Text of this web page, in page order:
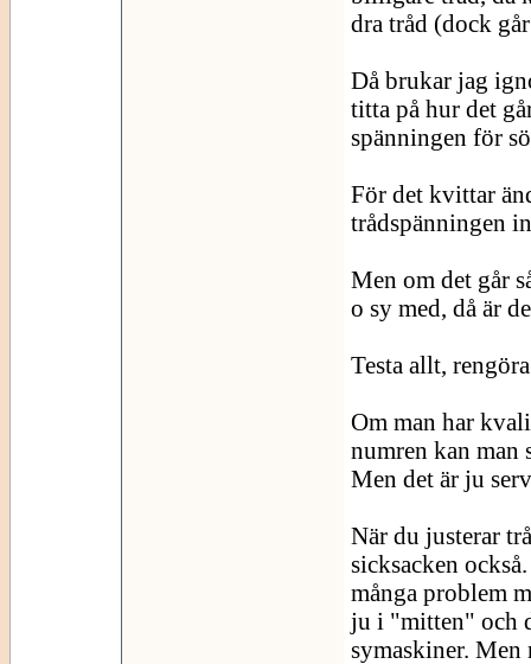
dra tråd (dock
Då brukar jag
titta på hur det
spänningen för
För det kvittar
trådspänningen
Men om det går
o sy med, då är
Testa allt,
Om man har
numren kan man
Men det är ju
När du justerar
sicksacken
många problem
ju i "mitten" och
symaskiner. Men